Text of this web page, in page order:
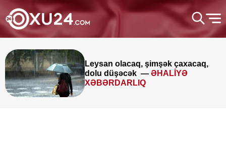
Leysan olacaq, şimşək çaxacaq,
dolu düşəcək — ƏHALİYƏ
XƏBƏRDARLIQ